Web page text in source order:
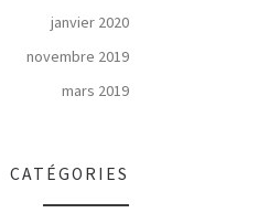
janvier 2020
novembre 2019
mars 2019
CATÉGORIES